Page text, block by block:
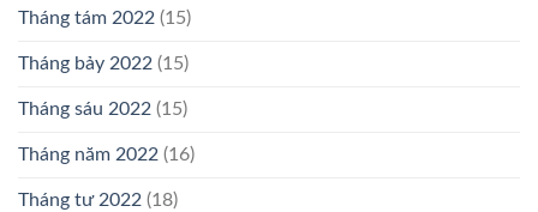
Tháng tám 2022 (15)
Tháng bảy 2022 (15)
Tháng sáu 2022 (15)
Tháng năm 2022 (16)
Tháng tư 2022 (18)